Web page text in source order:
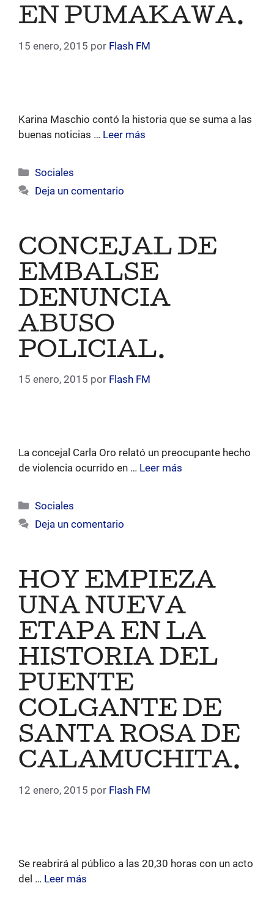
EN PUMAKAWA.
15 enero, 2015 por Flash FM
Karina Maschio contó la historia que se suma a las
buenas noticias … Leer más
Categorías
Sociales
Deja un comentario
CONCEJAL DE
EMBALSE
DENUNCIA
ABUSO
POLICIAL.
15 enero, 2015 por Flash FM
La concejal Carla Oro relató un preocupante hecho
de violencia ocurrido en … Leer más
Categorías
Sociales
Deja un comentario
HOY EMPIEZA
UNA NUEVA
ETAPA EN LA
HISTORIA DEL
PUENTE
COLGANTE DE
SANTA ROSA DE
CALAMUCHITA.
12 enero, 2015 por Flash FM
Se reabrirá al público a las 20,30 horas con un acto
del … Leer más